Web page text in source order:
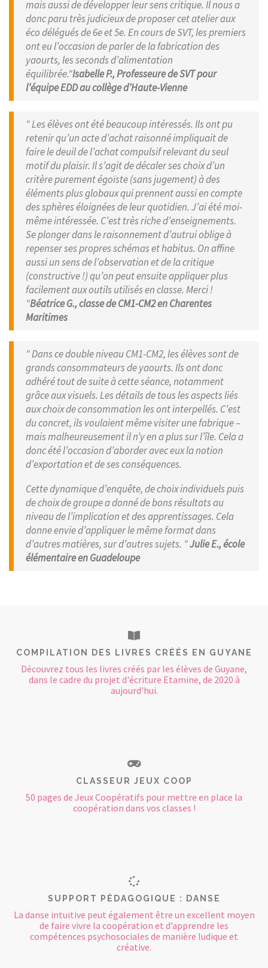
mais aussi de développer leur sens critique. Il nous a
donc paru très judicieux de proposer cet atelier aux
éco délégués de 6e et 5e. En cours de SVT, les premiers
ont eu l’occasion de parler de la fabrication des
yaourts, les seconds d’alimentation
équilibrée."Isabelle P., Professeure de SVT pour
l’équipe EDD au collège d’Haute-Vienne
" Les élèves ont été beaucoup intéressés. Ils ont pu
retenir qu’un acte d’achat raisonné impliquait de
faire le deuil de l’achat compulsif relevant du seul
motif du plaisir. Il s’agit de décaler ses choix d’un
critère purement égoïste (sans jugement) à des
éléments plus globaux qui prennent aussi en compte
des sphères éloignées de leur quotidien. J’ai été moi-
même intéressée. C’est très riche d’enseignements.
Se plonger dans le raisonnement d’autrui oblige à
repenser ses propres schémas et habitus. On affine
aussi un sens de l’observation et de la critique
(constructive !) qu’on peut ensuite appliquer plus
facilement aux outils utilisés en classe. Merci !
"Béatrice G., classe de CM1-CM2 en Charentes
Maritimes
" Dans ce double niveau CM1-CM2, les élèves sont de
grands consommateurs de yaourts. Ils ont donc
adhéré tout de suite à cette séance, notamment
grâce aux visuels. Les détails de tous les aspects liés
aux choix de consommation les ont interpellés. C’est
du concret, ils voulaient même visiter une fabrique –
mais malheureusement il n’y en a plus sur l’île. Cela a
donc été l’occasion d’aborder avec eux la notion
d’exportation et de ses conséquences.
Cette dynamique d’enquête, de choix individuels puis
de choix de groupe a donné de bons résultats au
niveau de l’implication et des apprentissages. Cela
donne envie d’appliquer le même format dans
d’autres matières, sur d’autres sujets. "Julie E., école
élémentaire en Guadeloupe
COMPILATION DES LIVRES CRÉÉS EN GUYANE
Découvrez tous les livres créés par les élèves de Guyane,
dans le cadre du projet d'écriture Etamine, de 2020 à
aujourd'hui.
CLASSEUR JEUX COOP
50 pages de Jeux Coopératifs pour mettre en place la
coopération dans vos classes !
SUPPORT PÉDAGOGIQUE : DANSE
La danse intuitive peut également être un excellent moyen
de faire vivre la coopération et d’apprendre les
compétences psychosociales de manière ludique et
créative.